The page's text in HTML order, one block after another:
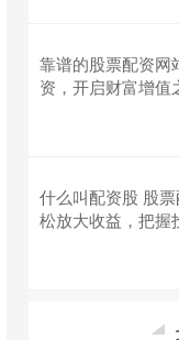
靠谱的股票配资网
资，开启财富增值
什么叫配资股 股
松放大收益，把握